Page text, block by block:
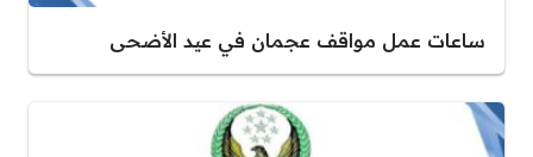
ساعات عمل مواقف عجمان في عيد الأضحى